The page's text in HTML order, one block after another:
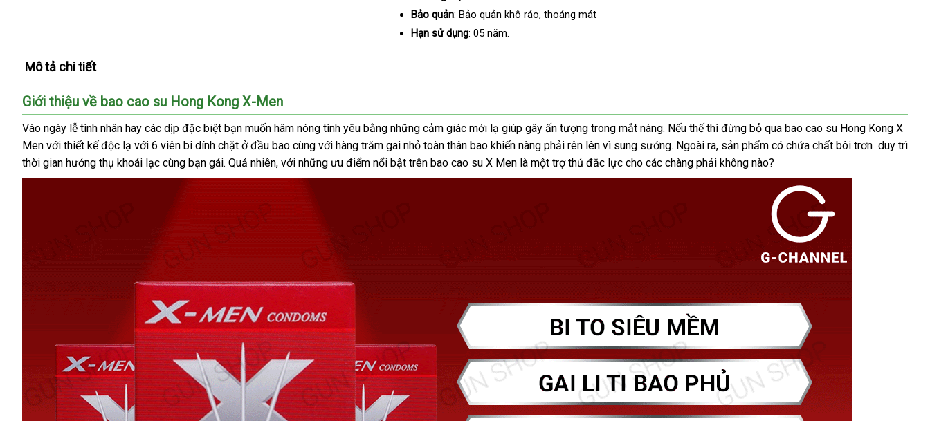
Bảo quản: Bảo quản khô ráo, thoáng mát
Hạn sử dụng: 05 năm.
Mô tả chi tiết
Giới thiệu về bao cao su Hong Kong X-Men
Vào ngày lễ tình nhân hay các dịp đặc biệt bạn muốn hâm nóng tình yêu bằng những cảm giác mới lạ giúp gây ấn tượng trong mắt nàng. Nếu thế thì đừng bỏ qua bao cao su Hong Kong X
Men với thiết kế độc lạ với 6 viên bi dính chặt ở đầu bao cùng với hàng trăm gai nhỏ toàn thân bao khiến nàng phải rên lên vì sung sướng. Ngoài ra, sản phẩm có chứa chất bôi trơn duy trì
thời gian hưởng thụ khoái lạc cùng bạn gái. Quả nhiên, với những ưu điểm nổi bật trên bao cao su X Men là một trợ thủ đắc lực cho các chàng phải không nào?